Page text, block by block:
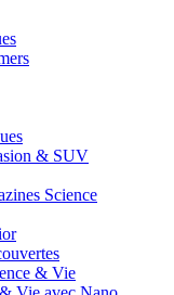
& SUV
Science
& Vie